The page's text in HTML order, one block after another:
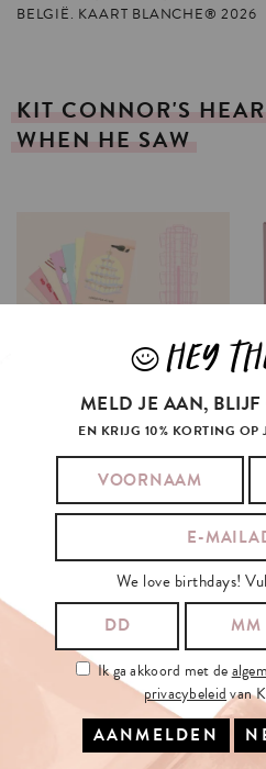
BELGIË. KAART BLANCHE® 2026
KIT CONNOR'S
WHEN HE SAW
JHEY
MELD JE AAN,
EN KRIJG 10% KORTING OP
We love birthdays!
Ik ga akkoord met de
privacybeleidvan